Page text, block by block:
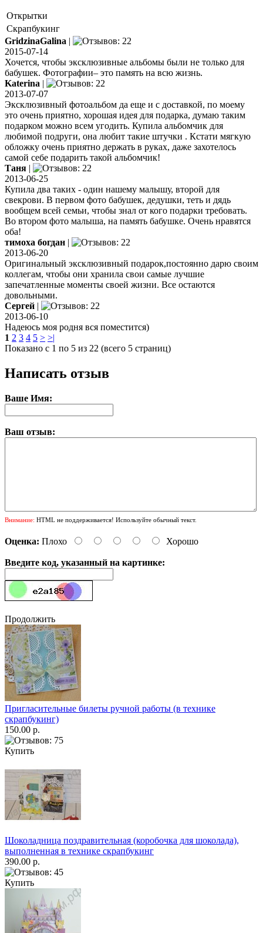
Открытки
Скрапбукинг
GridzinaGalina |
2015-07-14
Хочется, чтобы эксклюзивные альбомы были не только для
бабушек. Фотографии– это память на всю жизнь.
Katerinа |
2013-07-07
Эксклюзивный фотоальбом да еще и с доставкой, по моему
это очень приятно, хорошая идея для подарка, думаю таким
подарком можно всем угодить. Купила альбомчик для
любимой подруги, она любит такие штучки . Кстати мягкую
обложку очень приятно держать в руках, даже захотелось
самой себе подарить такой альбомчик!
Таня |
2013-06-25
Купила два таких - один нашему малышу, второй для
свекрови. В первом фото бабушек, дедушки, теть и дядь
вообщем всей семьи, чтобы знал от кого подарки требовать.
Во втором фото малыша, на память бабушке. Очень нравятся
оба!
тимоха богдан |
2013-06-20
Оригинальный эксклюзивный подарок,постоянно дарю своим
коллегам, чтобы они хранила свои самые лучшие
запечатленные моменты своей жизни. Все остаются
довольными.
Сергей |
2013-06-10
Надеюсь моя родня вся поместится)
1 2 3 4 5 > >|
Показано с 1 по 5 из 22 (всего 5 страниц)
Написать отзыв
Ваше Имя:
Ваш отзыв:
Внимание: HTML не поддерживается! Используйте обычный текст.
Оценка: Плохо Хорошо
Введите код, указанный на картинке:
Продолжить
Пригласительные билеты ручной работы (в технике
скрапбукинг)
150.00 р.
Купить
Шоколадница поздравительная (коробочка для шоколада),
выполненная в технике скрапбукинг
390.00 р.
Купить